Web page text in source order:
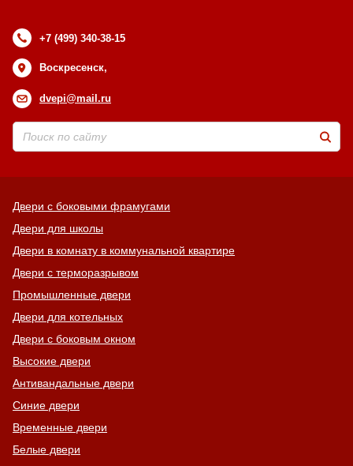
+7 (499) 340-38-15
Воскресенск,
dvepi@mail.ru
Двери с боковыми фрамугами
Двери для школы
Двери в комнату в коммунальной квартире
Двери с терморазрывом
Промышленные двери
Двери для котельных
Двери с боковым окном
Высокие двери
Антивандальные двери
Синие двери
Временные двери
Белые двери